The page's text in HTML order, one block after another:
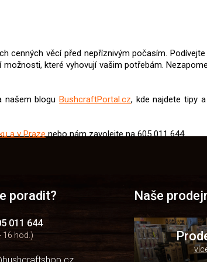
d
a
p
k
y
s
cenných věcí před nepříznivým počasím.
které vyhovují vašim potřebám.
našem bloguBushcraftPortal.cz, kde najdete tipy
a v Prazenebo nám zavolejte na 605 011 644.
poradit?
011 644
16 hod.)
Naše